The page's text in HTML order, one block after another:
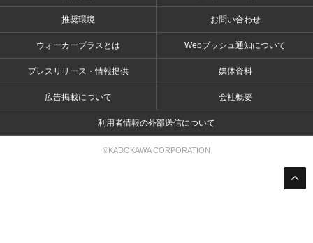
推奨環境 お問い合わせ
ウォーカープラスとは Webプッシュ通知について
プレスリリース・情報提供 媒体資料
広告掲載について 会社概要
利用者情報の外部送信について
©KADOKAWA CORPORATION